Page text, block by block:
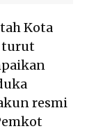
Kota
turut
resmi